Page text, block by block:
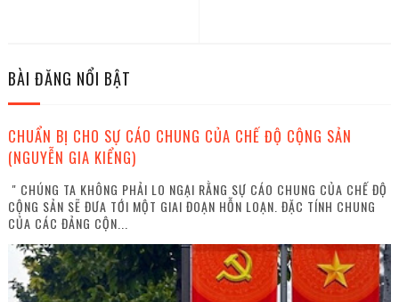
BÀI ĐĂNG NỔI BẬT
CHUẨN BỊ CHO SỰ CÁO CHUNG CỦA CHẾ ĐỘ CỘNG SẢN
(NGUYỄN GIA KIỂNG)
" CHÚNG TA KHÔNG PHẢI LO NGẠI RẰNG SỰ CÁO CHUNG CỦA CHẾ ĐỘ
CỘNG SẢN SẼ ĐƯA TỚI MỘT GIAI ĐOẠN HỖN LOẠN. ĐẶC TÍNH CHUNG
CỦA CÁC ĐẢNG CỘN...